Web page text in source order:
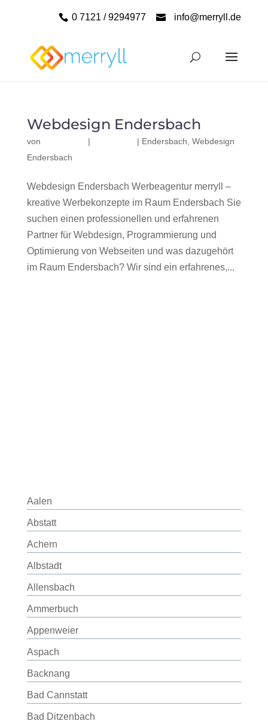
0 7121 / 9294977 info@merryll.de
Webdesign Endersbach
von | | Endersbach Webdesign
Endersbach
Webdesign Endersbach Werbeagentur merryll –
kreative Werbekonzepte im Raum Endersbach Sie
suchen einen professionellen und erfahrenen
Partner für Webdesign, Programmierung und
Optimierung von Webseiten und was dazugehört
im Raum Endersbach? Wir sind ein erfahrenes,...
Aalen
Abstatt
Achern
Albstadt
Allensbach
Ammerbuch
Appenweier
Aspach
Backnang
Bad Cannstatt
Bad Ditzenbach